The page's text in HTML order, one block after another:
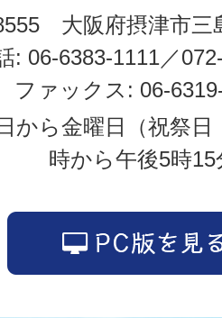
大阪府摂津市三
: 06-6383-1111／
ファックス: 06-
から金曜日（祝祭
時から午後5時15